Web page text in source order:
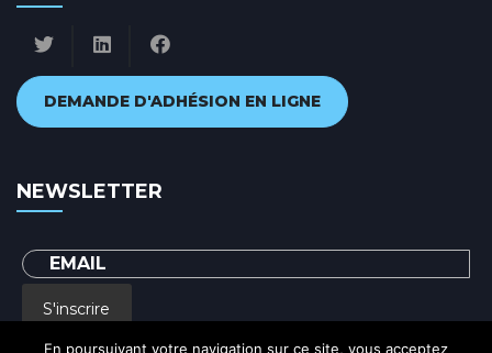
DEMANDE D'ADHÉSION EN LIGNE
NEWSLETTER
S'inscrire
En poursuivant votre navigation sur ce site, vous acceptez